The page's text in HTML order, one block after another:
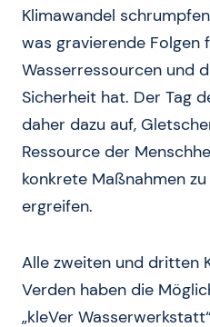
Klimawandel
was gravierende Folgen
Wasserressourcen und
Sicherheit hat. Der Tag
daher dazu auf,
Ressource der
konkrete Maßnahmen
ergreifen.
Alle zweiten und dritten
Verden haben die
„kleVer